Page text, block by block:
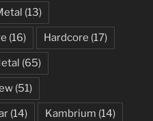
(13)
(16) Hardcore (17)
(65)
(51)
(14) Kambrium (14)